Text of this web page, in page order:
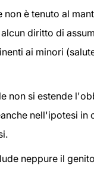
non è tenuto al
diritto di
ai minori
non si estende
nell'ipotesi in
neppure il